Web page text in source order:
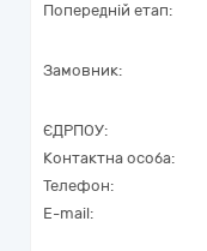
Попередній етап:
Замовник:
ЄДРПОУ:
Контактна особа:
Телефон:
E-mail: